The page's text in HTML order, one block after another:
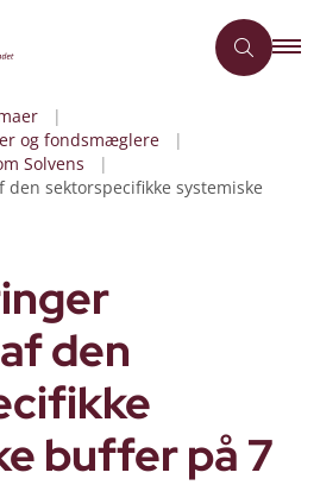
og fondsmæglere
Solvens
sektorspecifikke systemiske
den
buffer på 7